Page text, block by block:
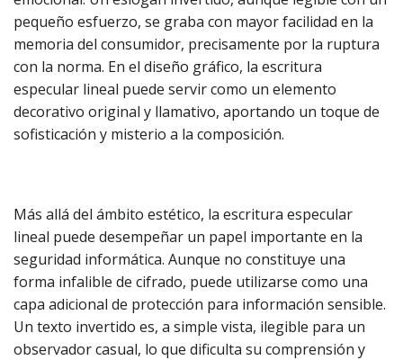
pequeño esfuerzo, se graba con mayor facilidad en la
memoria del consumidor, precisamente por la ruptura
con la norma. En el diseño gráfico, la escritura
especular lineal puede servir como un elemento
decorativo original y llamativo, aportando un toque de
sofisticación y misterio a la composición.
Más allá del ámbito estético, la escritura especular
lineal puede desempeñar un papel importante en la
seguridad informática. Aunque no constituye una
forma infalible de cifrado, puede utilizarse como una
capa adicional de protección para información sensible.
Un texto invertido es, a simple vista, ilegible para un
observador casual, lo que dificulta su comprensión y